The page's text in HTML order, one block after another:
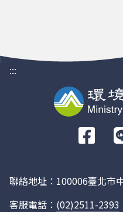
:::
前
往
聯絡地址：100006臺北市
客服電話： (02)2511-2393